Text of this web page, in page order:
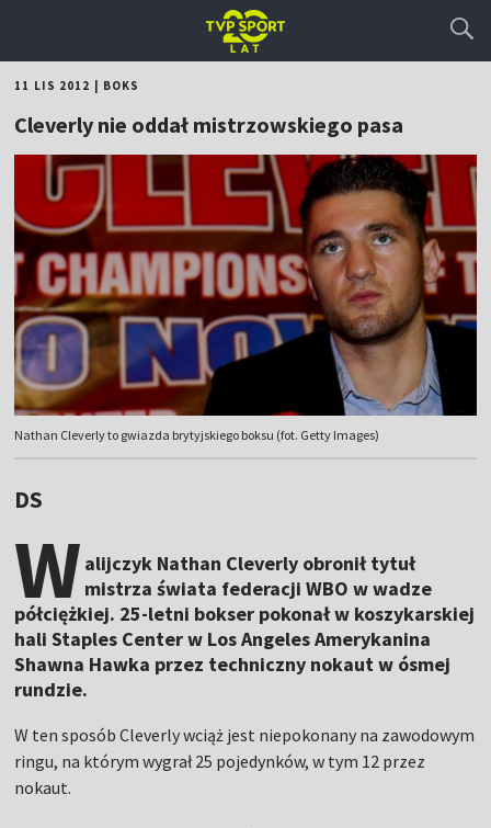
11 LIS 2012 BOKS
Cleverly nie oddał mistrzowskiego pasa
Nathan Cleverly to gwiazda brytyjskiego boksu (fot. Getty Images)
DS
W alijczyk Nathan Cleverly obronił tytuł
mistrza świata federacji WBO w wadze
półciężkiej. 25-letni bokser pokonał w koszykarskiej
hali Staples Center w Los Angeles Amerykanina
Shawna Hawka przez techniczny nokaut w ósmej
rundzie.
W ten sposób Cleverly wciąż jest niepokonany na zawodowym
ringu, na którym wygrał 25 pojedynków, w tym 12 przez
nokaut.